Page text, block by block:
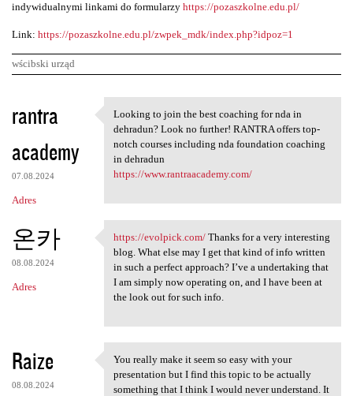
indywidualnymi linkami do formularzy https://pozaszkolne.edu.pl/
Link: https://pozaszkolne.edu.pl/zwpek_mdk/index.php?idpoz=1
wścibski urząd
K
o
m
e
n
a
r
z
rantra
academy
07.08.2024
Adres
Looking to join the best
Looking to join the best coaching for nda in
dehradun? Look no further! RANTRA offers top-
notch courses including nda foundation coaching
in dehradun
https://www.rantraacademy.com/
온카
08.08.2024
Adres
https://evolpick.com/ Thanks
https://evolpick.com/Thanks for a very interesting
blog. What else may I get that kind of info written
in such a perfect approach? I’ve a undertaking that
I am simply now operating on, and I have been at
the look out for such info.
Raize
08.08.2024
You really make it seem so
You really make it seem so easy with your
presentation but I find this topic to be actually
something that I think I would never understand. It